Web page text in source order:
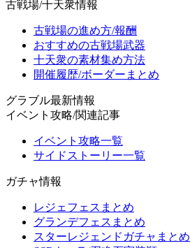
古戦場/十天衆情報
古戦場の進め方/報酬
おすすめの古戦場武器
十天衆の素材集め方法
開催履歴/ボーダーまとめ
グラブル最新情報
イベント攻略/関連記事
イベント攻略一覧
サイドストーリー一覧
ガチャ情報
レジェフェスまとめ
グランデフェスまとめ
スターレジェンドガチャまとめ